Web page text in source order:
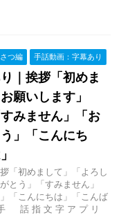
つ編 手話動画：字幕あり
｜挨拶「初めま
願いします」
みません」「お
」「こんにち
「初めまして」「よろし
とう」「すみません」
「こんにちは」「こんば
話 指 文 字 ア プ リ